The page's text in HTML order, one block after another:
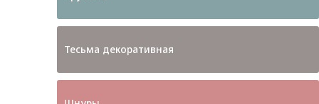
Тесьма декоративная